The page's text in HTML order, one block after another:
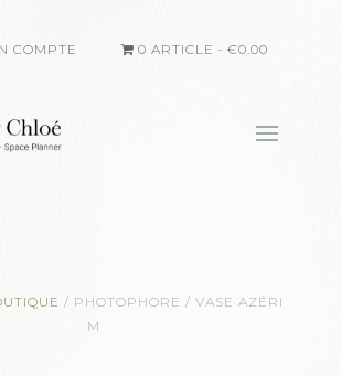
COMPTE 0 ARTICLE €0.00
/ PHOTOPHORE / VASE AZÉRI
M